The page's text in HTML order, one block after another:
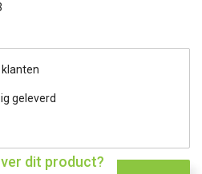
geleverd
dit product?